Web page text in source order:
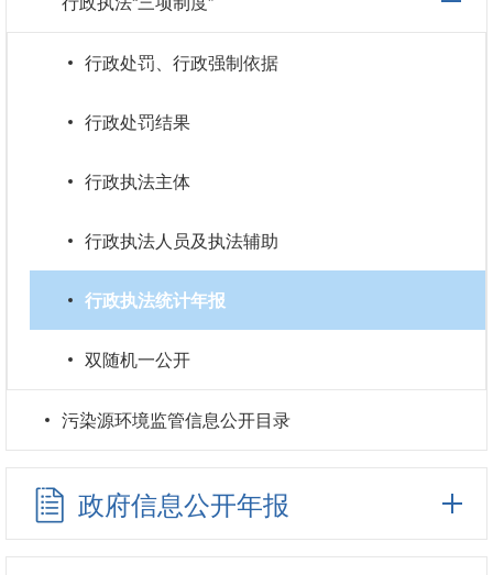
行政处罚、行政强制依据
行政处罚结果
行政执法主体
行政执法人员及执法辅助
行政执法统计年报
双随机一公开
污染源环境监管信息公开目录
政府信息公开年报